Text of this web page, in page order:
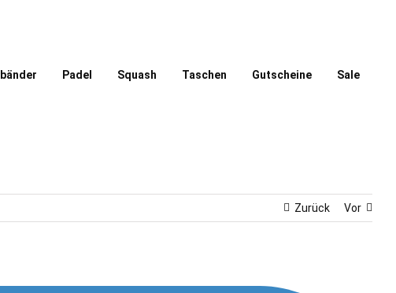
Padel Squash Taschen Gutscheine Sale
Zurück Vor